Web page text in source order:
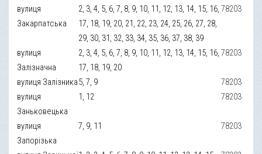
вулиця
Закарпатська
2, 3, 4, 5, 6, 7, 8, 9, 10, 11, 12, 13, 14, 15, 16,
17, 18, 19, 20, 21, 22, 23, 24, 25, 26, 27, 28,
29, 30, 31, 32, 33, 34, 35, 36, 37, 38, 39
78203
вулиця
Залізначна
2, 3, 4, 5, 6, 7, 8, 9, 10, 11, 12, 13, 14, 15, 16,
17, 18, 19, 20
78203
вулиця Залізника5, 7, 9
78203
вулиця
Заньковецька
1, 12 78203
вулиця
Запорізька
7, 9, 11 78203